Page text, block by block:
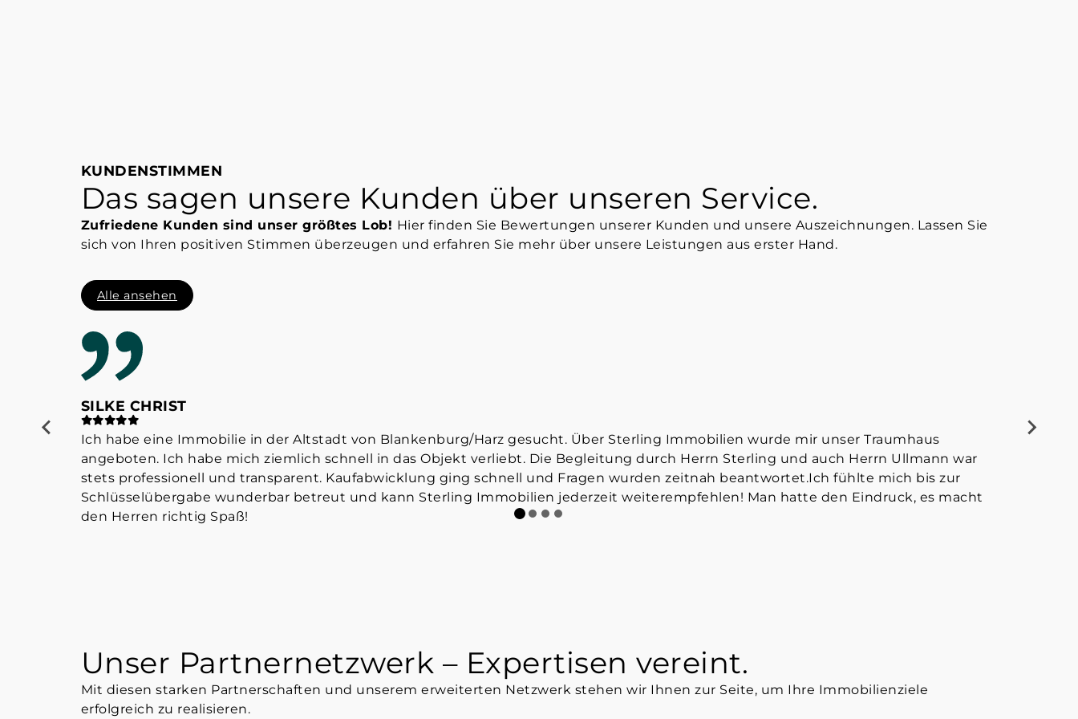
KUNDENSTIMMEN
Das sagen unsere Kunden über unseren Service.
Zufriedene Kunden sind unser größtes Lob! Hier finden Sie Bewertungen unserer Kunden und unsere Auszeichnungen. Lassen Sie
sich von Ihren positiven Stimmen überzeugen und erfahren Sie mehr über unsere Leistungen aus erster Hand.
Alle ansehen
SILKE CHRIST
Ich habe eine Immobilie in der Altstadt von Blankenburg/Harz gesucht. Über Sterling Immobilien wurde mir unser Traumhaus
angeboten. Ich habe mich ziemlich schnell in das Objekt verliebt. Die Begleitung durch Herrn Sterling und auch Herrn Ullmann war
stets professionell und transparent. Kaufabwicklung ging schnell und Fragen wurden zeitnah beantwortet.Ich fühlte mich bis zur
Schlüsselübergabe wunderbar betreut und kann Sterling Immobilien jederzeit weiterempfehlen! Man hatte den Eindruck, es macht
den Herren richtig Spaß!
Habe
Unser Partnernetzwerk – Expertisen vereint.
Mit diesen starken Partnerschaften und unserem erweiterten Netzwerk stehen wir Ihnen zur Seite, um Ihre Immobilienziele
erfolgreich zu realisieren.